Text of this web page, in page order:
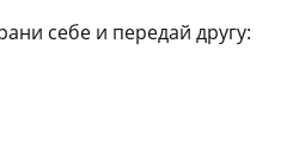
себе и передай другу: